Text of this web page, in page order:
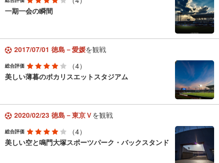
一期一会の瞬間
2017/07/01 徳島－愛媛を観戦
総合評価
（4）
美しい薄暮のポカリスエットスタジアム
2020/02/23 徳島－東京Ｖを観戦
総合評価
（4）
美しい空と鳴門大塚スポーツパーク・バックスタンド